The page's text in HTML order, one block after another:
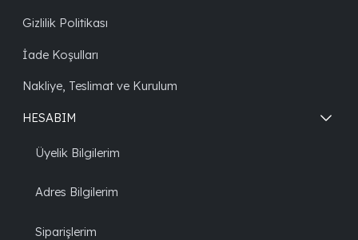
Gizlilik Politikası
İade Koşulları
Nakliye, Teslimat ve Kurulum
HESABIM
Üyelik Bilgilerim
Adres Bilgilerim
Siparişlerim